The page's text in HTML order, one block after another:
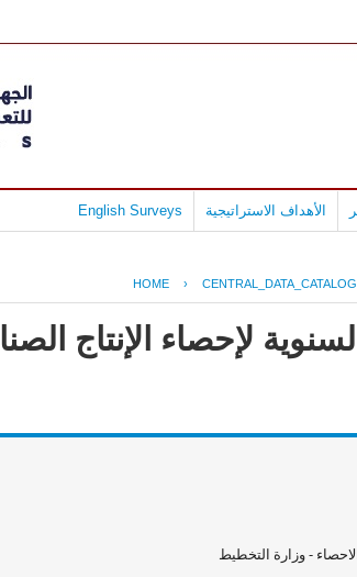
الأهداف الاستراتيجية English Surveys
HOME › CENTRAL_DATA_CATALOG
لإحصاء الإنتاج
- وزارة التخطيط